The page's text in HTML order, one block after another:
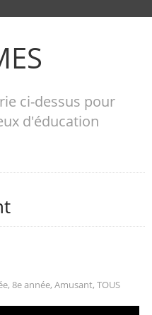
ci-dessus pour
d'éducation
, 8e année, Amusant, TOUS